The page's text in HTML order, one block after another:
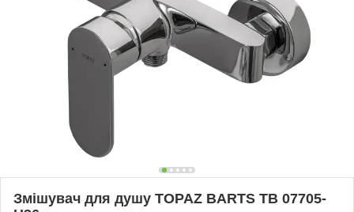
Змішувач для душу TOPAZ BARTS TB 07705-